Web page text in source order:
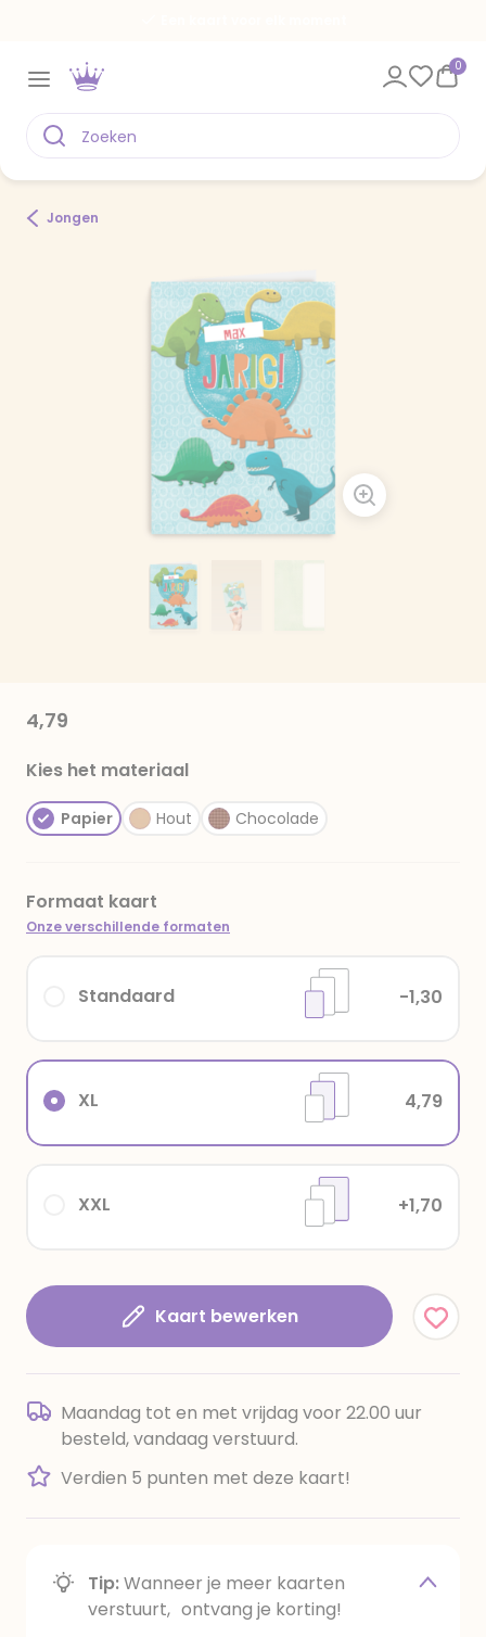
0
Jongen
4,79
Kies het materiaal
Papier Hout Chocolade
Formaat kaart
Onze verschillende formaten
XXL +1,70
XL 4,79
Standaard -1,30
Kaart bewerken
Maandag tot en met vrijdag voor 22.00 uur
besteld, vandaag verstuurd.
Verdien 5 punten met deze kaart!
Tip:Wanneer je meer kaarten
verstuurt, ontvang je korting!